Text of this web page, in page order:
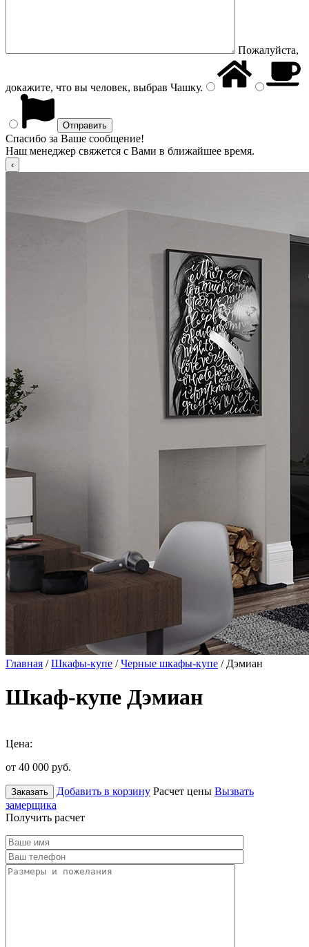
Пожалуйста,
докажите, что вы человек, выбрав Чашку.
Спасибо за Ваше сообщение!
Наш менеджер свяжется с Вами в ближайшее время.
Главная /Шкафы-купе /Черные шкафы-купе / Дэмиан
Шкаф-купе Дэмиан
Цена:
от 40 000 руб.
Заказать Добавить в корзину Расчет цены Вызвать
замерщика
Получить расчет